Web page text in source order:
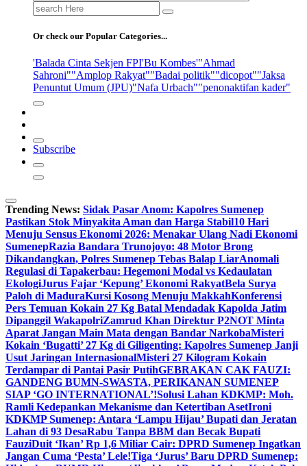
Search
for:
Or check our Popular Categories...
'Balada Cinta Sekjen FPI'Bu Kombes'"Ahmad
Sahroni""Amplop Rakyat""Badai politik""dicopot""Jaksa
Penuntut Umum (JPU)"Nafa Urbach""penonaktifan kader"
Subscribe
Trending News: Sidak Pasar Anom: Kapolres Sumenep
Pastikan Stok Minyakita Aman dan Harga Stabil10 Hari
Menuju Sensus Ekonomi 2026: Menakar Ulang Nadi Ekonomi
SumenepRazia Bandara Trunojoyo: 48 Motor Brong
Dikandangkan, Polres Sumenep Tebas Balap LiarAnomali
Regulasi di Tapakerbau: Hegemoni Modal vs Kedaulatan
EkologiJurus Fajar ‘Kepung’ Ekonomi RakyatBela Surya
Paloh di MaduraKursi Kosong Menuju MakkahKonferensi
Pers Temuan Kokain 27 Kg Batal Mendadak Kapolda Jatim
Dipanggil WakapolriZamrud Khan Direktur P2NOT Minta
Aparat Jangan Main Mata dengan Bandar NarkobaMisteri
Kokain ‘Bugatti’ 27 Kg di Giligenting: Kapolres Sumenep Janji
Usut Jaringan InternasionalMisteri 27 Kilogram Kokain
Terdampar di Pantai Pasir PutihGEBRAKAN CAK FAUZI:
GANDENG BUMN-SWASTA, PERIKANAN SUMENEP
SIAP ‘GO INTERNATIONAL’!Solusi Lahan KDKMP: Moh.
Ramli Kedepankan Mekanisme dan Ketertiban AsetIroni
KDKMP Sumenep: Antara ‘Lampu Hijau’ Bupati dan Jeratan
Lahan di 93 DesaRabu Tanpa BBM dan Becak Bupati
FauziDuit ‘Ikan’ Rp 1,6 Miliar Cair: DPRD Sumenep Ingatkan
Jangan Cuma ‘Pesta’ Lele!Tiga ‘Jurus’ Baru DPRD Sumenep: